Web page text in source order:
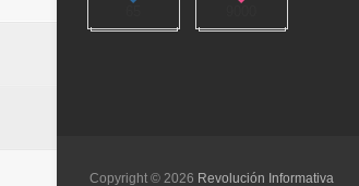
Copyright © 2026 Revolución Informativa